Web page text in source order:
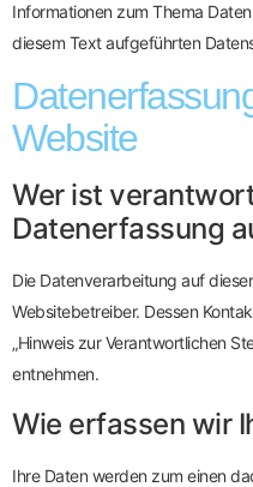
Informationen zum Thema
diesem Text aufgeführten
Website
Wer ist
Datenerfassung
Die Datenverarbeitung auf
Websitebetreiber. Dessen
„Hinweis zur Verantwortlichen
entnehmen.
Wie erfassen wir
Ihre Daten werden zum einen